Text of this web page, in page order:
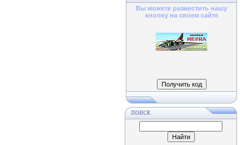
Вы можете разместить нашу
кнопку на своем сайте
ПОИСК